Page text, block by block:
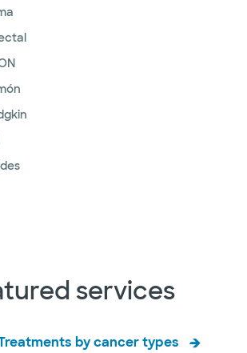
services
by cancer types